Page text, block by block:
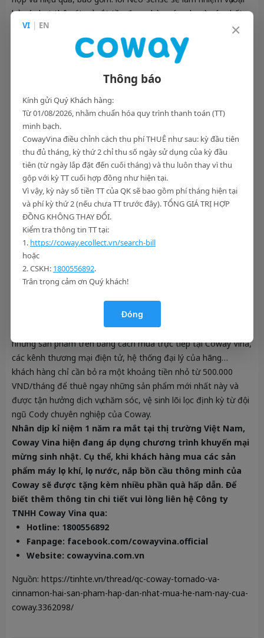
bỏ các hạt thô cát, gỉ sắt tồn đọng, bào xác, clo và các chất
hữu cơ độc hại trong nước; lõi lọc RO loại bỏ các kim loại nặng
nguy hiểm như chì và thuỷ ngân, đồng thời lọc các vi sinh vật
và các chất có hại cho sức khoẻ như clo và cloramin; lõi Plus
nước và lõi lọc kháng khuẩn.
Với thiết kế hiện đại, công nghệ lọc tối tân, cả hai sản phẩm
Coway Tornado (AP-1520C) và Coway Cinnamon (P-6320R)
hứa hẹn sẽ là trợ thủ đắc lực cho các gia đình, mang đến một
cuộc sống tiện nghi và hiện đại hơn. Ngoài việc chọn sở hữu
những sản phẩm trên bằng cách mua trực tiếp tại Coway Vina,
các kênh thương mại điện tử, hệ thống đại lý của hãng…
khách hàng chỉ cần bỏ ra một khoảng tiền nhỏ từ 500.000
VND/tháng để thuê ngay những sản phẩm mới nhất này và
được tận hưởng dịch vụ chăm sóc, vệ sinh lõi lọc định kỳ từ đội
ngũ Cody chuyên nghiệp của Coway.
Nhân dịp kỉ niệm 1 năm ra mắt tại thị trường Việt Nam,
Coway Vina hiện đang áp dụng chương trình khuyến mại
mừng sinh nhật. Cụ thể, khi khách hàng mua các sản
phẩm máy lọc khí, lọc nước, nắp bồn cầu thông minh của
Coway sẽ được tặng kèm nhiều phần quà hấp dẫn. Để
biết thêm thông tin chi tiết vui lòng liên hệ Công ty
TNHH Coway Vina qua:
Hotline: 1800556892
Fanpage: facebook.com/cowayvina.official
Website: cowayvina.com.vn
Nguồn: https://tinhte.vn/thread/qc-coway-tornado-va-
cinnamon-hai-san-pham-hap-dan-nhat-mua-he-nam-nay-cua-
coway.3362098/
VI | EN ×
Thông báo
Kính gửi Quý Khách hàng:
Từ 01/08/2026, nhằm chuẩn hóa quy trình thanh toán (TT)
minh bạch.
CowayVina điều chỉnh cách thu phí THUÊ như sau: kỳ đầu tiên
thu đủ tháng, kỳ thứ 2 chỉ thu số ngày sử dụng của kỳ đầu
tiên (từ ngày lắp đặt đến cuối tháng) và thu luôn thay vì thu
gộp với kỳ TT cuối hợp đồng như hiện tại.
Vì vậy, kỳ này số tiền TT của QK sẽ bao gồm phí tháng hiện tại
và phí kỳ thứ 2 (nếu chưa TT trước đây). TỔNG GIÁ TRỊ HỢP
ĐỒNG KHÔNG THAY ĐỔI.
Kiểm tra thông tin TT tại:
1. https://coway.ecollect.vn/search-bill
hoặc
2. CSKH: 1800556892.
Trân trọng cảm ơn Quý khách!
Đóng